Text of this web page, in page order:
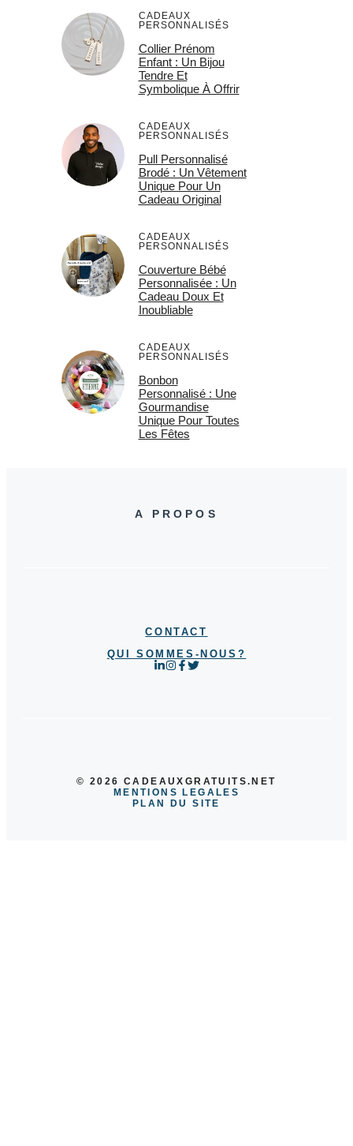
CADEAUX
PERSONNALISÉS
Collier Prénom
Enfant : Un Bijou
Tendre Et
Symbolique À Offrir
CADEAUX
PERSONNALISÉS
Pull Personnalisé
Brodé : Un Vêtement
Unique Pour Un
Cadeau Original
CADEAUX
PERSONNALISÉS
Couverture Bébé
Personnalisée : Un
Cadeau Doux Et
Inoubliable
CADEAUX
PERSONNALISÉS
Bonbon
Personnalisé : Une
Gourmandise
Unique Pour Toutes
Les Fêtes
A PROPOS
CONTACT
QUI SOMMES-NOUS?
© 2026 CADEAUXGRATUITS.NET
MENTIONS LEGALES
PLAN DU SITE